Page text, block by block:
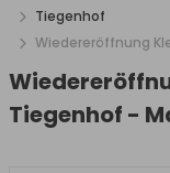
Tiegenhof
Wiedereröffnung
Tiegenhof -